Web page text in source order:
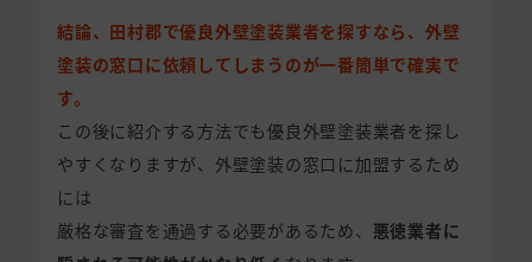
結論、田村郡で優良外壁塗装業者を探すなら、外壁
塗装の窓口に依頼してしまうのが一番簡単で確実で
す。
この後に紹介する方法でも優良外壁塗装業者を探し
やすくなりますが、外壁塗装の窓口に加盟するため
には
厳格な審査を通過する必要があるため、 悪徳業者に